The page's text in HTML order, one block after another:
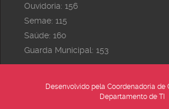
Ouvidoria: 156
Semae: 115
Saúde: 160
Guarda Municipal: 153
Desenvolvido pela Coordenadoria de
Departamento de TI